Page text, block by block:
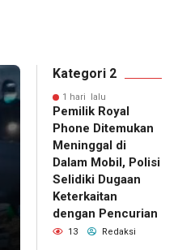
Kategori 2
1 hari lalu
Pemilik Royal
Phone Ditemukan
Meninggal di
Dalam Mobil, Polisi
Selidiki Dugaan
Keterkaitan
dengan Pencurian
13 Redaksi